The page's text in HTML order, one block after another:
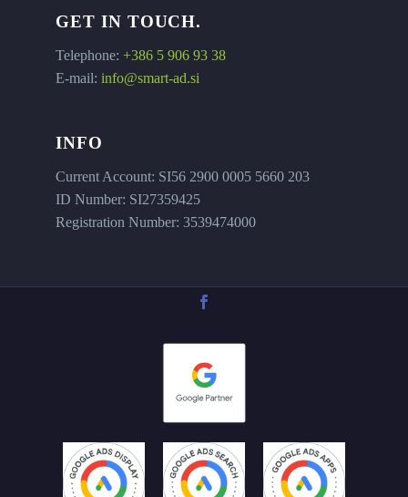
GET IN TOUCH.
Telephone: +386 5 906 93 38
E-mail: info@smart-ad.si
INFO
Current Account: SI56 2900 0005 5660 203
ID Number: SI27359425
Registration Number: 3539474000